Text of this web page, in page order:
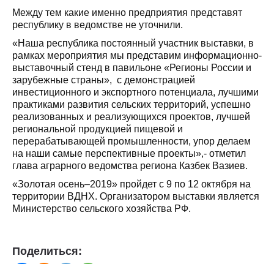
Между тем какие именно предприятия представят
республику в ведомстве не уточнили.
«Наша республика постоянный участник выставки, в
рамках мероприятия мы представим информационно-
выставочный стенд в павильоне «Регионы России и
зарубежные страны», с демонстрацией
инвестиционного и экспортного потенциала, лучшими
практиками развития сельских территорий, успешно
реализованных и реализующихся проектов, лучшей
региональной продукцией пищевой и
перерабатывающей промышленности, упор делаем
на наши самые перспективные проекты»,- отметил
глава аграрного ведомства региона Казбек Вазиев.
«Золотая осень–2019» пройдет с 9 по 12 октября на
территории ВДНХ. Организатором выставки является
Министерство сельского хозяйства РФ.
Поделиться: